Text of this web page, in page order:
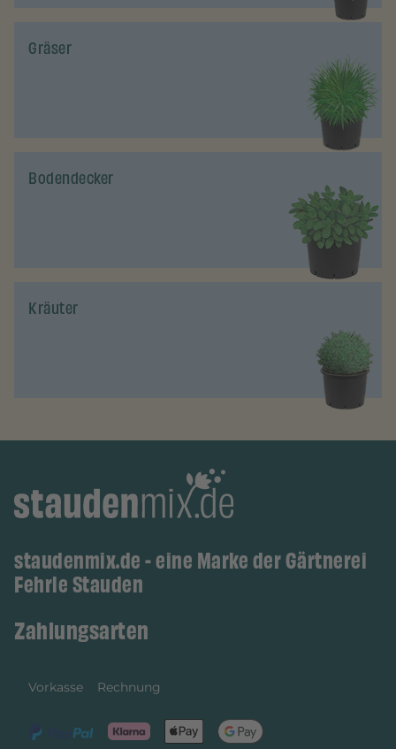
Gräser
Bodendecker
Kräuter
staudenmix.de - eine Marke der Gärtnerei
Fehrle Stauden
Zahlungsarten
Vorkasse Rechnung